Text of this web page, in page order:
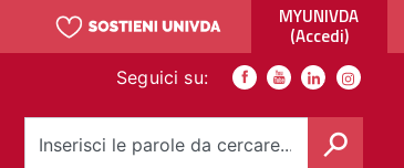
MYUNIVDA
(Accedi)
Link social
Seguici su: Facebook
YoutubeYoutube